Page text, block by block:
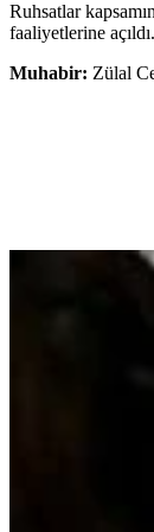
Ruhsatlar
faaliyetlerine açıldı.
Muhabir: Zülal